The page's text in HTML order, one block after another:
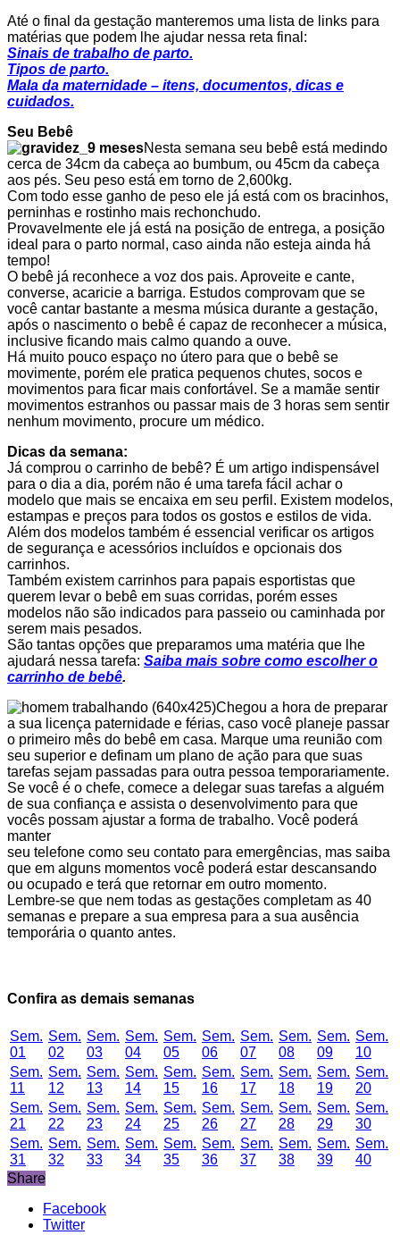
Até o final da gestação manteremos uma lista de links para
matérias que podem lhe ajudar nessa reta final:
Sinais de trabalho de parto.
Tipos de parto.
Mala da maternidade – itens, documentos, dicas e
cuidados.
Seu Bebê
Nesta semana seu bebê está medindo
cerca de 34cm da cabeça ao bumbum, ou 45cm da cabeça
aos pés. Seu peso está em torno de 2,600kg.
Com todo esse ganho de peso ele já está com os bracinhos,
perninhas e rostinho mais rechonchudo.
Provavelmente ele já está na posição de entrega, a posição
ideal para o parto normal, caso ainda não esteja ainda há
tempo!
O bebê já reconhece a voz dos pais. Aproveite e cante,
converse, acaricie a barriga. Estudos comprovam que se
você cantar bastante a mesma música durante a gestação,
após o nascimento o bebê é capaz de reconhecer a música,
inclusive ficando mais calmo quando a ouve.
Há muito pouco espaço no útero para que o bebê se
movimente, porém ele pratica pequenos chutes, socos e
movimentos para ficar mais confortável. Se a mamãe sentir
movimentos estranhos ou passar mais de 3 horas sem sentir
nenhum movimento, procure um médico.
Dicas da semana:
Já comprou o carrinho de bebê? É um artigo indispensável
para o dia a dia, porém não é uma tarefa fácil achar o
modelo que mais se encaixa em seu perfil. Existem modelos,
estampas e preços para todos os gostos e estilos de vida.
Além dos modelos também é essencial verificar os artigos
de segurança e acessórios incluídos e opcionais dos
carrinhos.
Também existem carrinhos para papais esportistas que
querem levar o bebê em suas corridas, porém esses
modelos não são indicados para passeio ou caminhada por
serem mais pesados.
São tantas opções que preparamos uma matéria que lhe
ajudará nessa tarefa: Saiba mais sobre como escolher o
carrinho de bebê.
Chegou a hora de preparar
a sua licença paternidade e férias, caso você planeje passar
o primeiro mês do bebê em casa. Marque uma reunião com
seu superior e definam um plano de ação para que suas
tarefas sejam passadas para outra pessoa temporariamente.
Se você é o chefe, comece a delegar suas tarefas a alguém
de sua confiança e assista o desenvolvimento para que
vocês possam ajustar a forma de trabalho. Você poderá
manter
seu telefone como seu contato para emergências, mas saiba
que em alguns momentos você poderá estar descansando
ou ocupado e terá que retornar em outro momento.
Lembre-se que nem todas as gestações completam as 40
semanas e prepare a sua empresa para a sua ausência
temporária o quanto antes.
Confira as demais semanas
Sem.
01
Sem.
02
Sem.
03
Sem.
04
Sem.
05
Sem.
06
Sem.
07
Sem.
08
Sem.
09
Sem.
10
Sem.
11
Sem.
12
Sem.
13
Sem.
14
Sem.
15
Sem.
16
Sem.
17
Sem.
18
Sem.
19
Sem.
20
Sem.
21
Sem.
22
Sem.
23
Sem.
24
Sem.
25
Sem.
26
Sem.
27
Sem.
28
Sem.
29
Sem.
30
Sem.
31
Sem.
32
Sem.
33
Sem.
34
Sem.
35
Sem.
36
Sem.
37
Sem.
38
Sem.
39
Sem.
40
Share
Facebook
Twitter